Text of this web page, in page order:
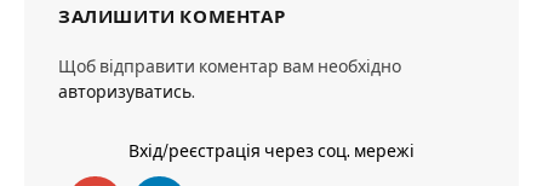
ЗАЛИШИТИ КОМЕНТАР
Щоб відправити коментар вам необхідно
авторизуватись.
Вхід/реєстрація через соц. мережі